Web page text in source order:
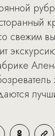
свежим